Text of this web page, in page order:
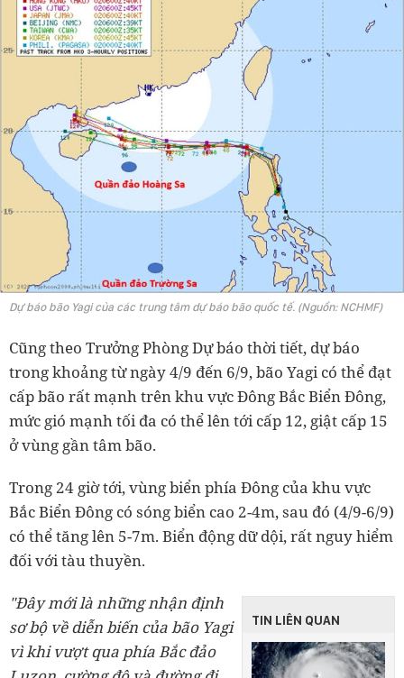
Dự báo bão Yagi của các trung tâm dự báo bão quốc tế. (Nguồn: NCHMF)
Cũng theo Trưởng Phòng Dự báo thời tiết, dự báo
trong khoảng từ ngày 4/9 đến 6/9, bão Yagi có thể đạt
cấp bão rất mạnh trên khu vực Đông Bắc Biển Đông,
mức gió mạnh tối đa có thể lên tới cấp 12, giật cấp 15
ở vùng gần tâm bão.
Trong 24 giờ tới, vùng biển phía Đông của khu vực
Bắc Biển Đông có sóng biển cao 2-4m, sau đó (4/9-6/9)
có thể tăng lên 5-7m. Biển động dữ dội, rất nguy hiểm
đối với tàu thuyền.
TIN LIÊN QUAN
"Đây mới là những nhận định
sơ bộ về diễn biến của bão Yagi
vì khi vượt qua phía Bắc đảo